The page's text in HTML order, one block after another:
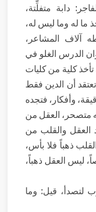
دابة متفلِّتة،
له وما ليس له،
آلاف المشاعر،
الدرس الغلو في
تأخذ كلية من كليات
أن الدين فقط
وأفكار، فتجده
متصحر، العقل من
العقل والقلب من
ذهباً فلا بأس،
ليس العقل ذهباً،
لتصدأ، قيل: وما